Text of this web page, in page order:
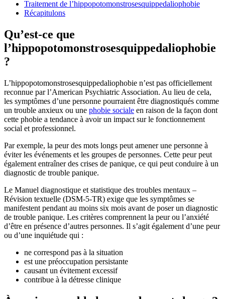
Traitement de l’hippopotomonstrosesquippedaliophobie
Récapitulons
Qu’est-ce que
l’hippopotomonstrosesquippedaliophobie
?
L’hippopotomonstrosesquippedaliophobie n’est pas officiellement
reconnue par l’American Psychiatric Association. Au lieu de cela,
les symptômes d’une personne pourraient être diagnostiqués comme
un trouble anxieux ou une phobie sociale en raison de la façon dont
cette phobie a tendance à avoir un impact sur le fonctionnement
social et professionnel.
Par exemple, la peur des mots longs peut amener une personne à
éviter les événements et les groupes de personnes. Cette peur peut
également entraîner des crises de panique, ce qui peut conduire à un
diagnostic de trouble panique.
Le Manuel diagnostique et statistique des troubles mentaux –
Révision textuelle (DSM-5-TR) exige que les symptômes se
manifestent pendant au moins six mois avant de poser un diagnostic
de trouble panique. Les critères comprennent la peur ou l’anxiété
d’être en présence d’autres personnes. Il s’agit également d’une peur
ou d’une inquiétude qui :
ne correspond pas à la situation
est une préoccupation persistante
causant un évitement excessif
contribue à la détresse clinique